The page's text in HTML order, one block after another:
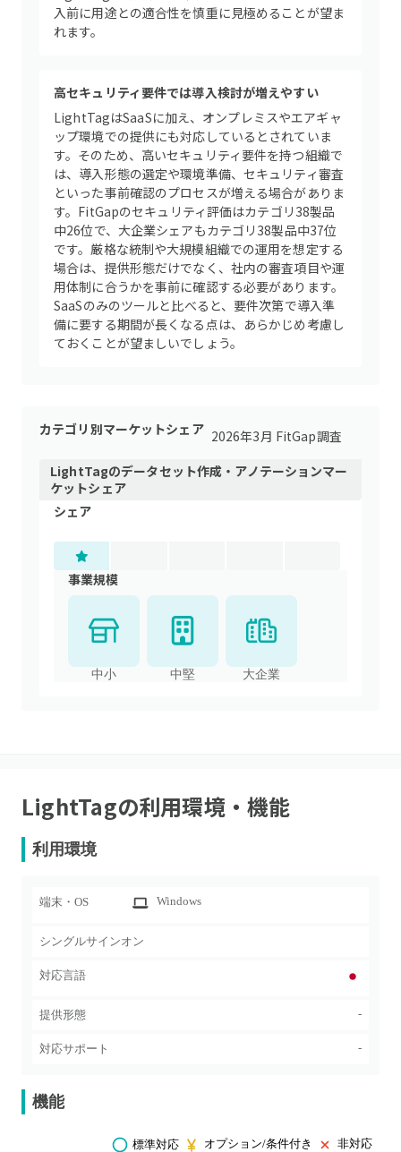
入前に用途との適合性を慎重に見極めることが望ま
れます。
高セキュリティ要件では導入検討が増えやすい
LightTagはSaaSに加え、オンプレミスやエアギャ
ップ環境での提供にも対応しているとされていま
す。そのため、高いセキュリティ要件を持つ組織で
は、導入形態の選定や環境準備、セキュリティ審査
といった事前確認のプロセスが増える場合がありま
す。FitGapのセキュリティ評価はカテゴリ38製品
中26位で、大企業シェアもカテゴリ38製品中37位
です。厳格な統制や大規模組織での運用を想定する
場合は、提供形態だけでなく、社内の審査項目や運
用体制に合うかを事前に確認する必要があります。
SaaSのみのツールと比べると、要件次第で導入準
備に要する期間が長くなる点は、あらかじめ考慮し
ておくことが望ましいでしょう。
カテゴリ別マーケットシェア 2026年3月 FitGap調査
LightTagのデータセット作成・アノテーションマー
ケットシェア
シェア
事業規模
中小 中堅 大企業
LightTagの利用環境・機能
利用環境
端末・OS Windows
シングルサインオン
対応言語
提供形態 -
対応サポート -
機能
標準対応 オプション/条件付き 非対応